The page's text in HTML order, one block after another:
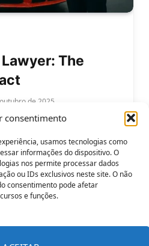
consentimento
usamos tecnologias como
informações do dispositivo. O
nos permite processar dados
ou IDs exclusivos neste site. O não
consentimento pode afetar
e funções.
The
de 2025
Financial Impact. Car
seconds, but their
can last for years.…